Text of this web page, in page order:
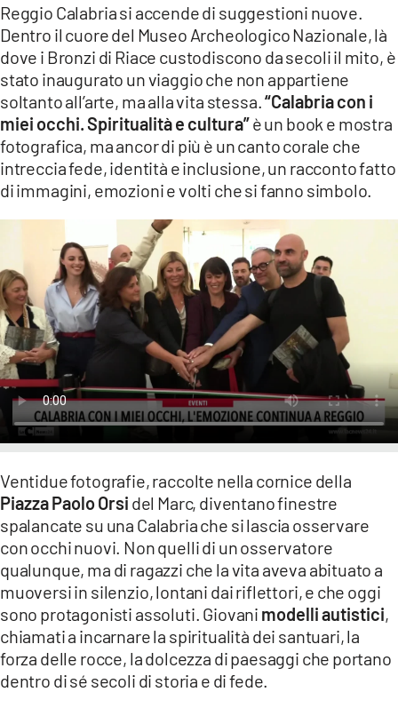
LACONAIR.IT
LACITYMAG.IT
ILREGGINO.IT
COSENZACHANNEL.IT
ILVIBONESE.IT
CATANZAROCHANNEL.IT
LACAPITALENEWS.IT
App
ANDROID
APPLE
Reggio Calabria si accende di suggestioni nuove.
Dentro il cuore del Museo Archeologico Nazionale, là
dove i Bronzi di Riace custodiscono da secoli il mito, è
stato inaugurato un viaggio che non appartiene
soltanto all’arte, ma alla vita stessa.“Calabria con i
miei occhi. Spiritualità e cultura”è un book e mostra
fotografica, ma ancor di più è un canto corale che
intreccia fede, identità e inclusione, un racconto fatto
di immagini, emozioni e volti che si fanno simbolo.
Ventidue fotografie, raccolte nella cornice della
Piazza Paolo Orsi del Marc, diventano finestre
spalancate su una Calabria che si lascia osservare
con occhi nuovi. Non quelli di un osservatore
qualunque, ma di ragazzi che la vita aveva abituato a
muoversi in silenzio, lontani dai riflettori, e che oggi
sono protagonisti assoluti. Giovani modelli autistici,
chiamati a incarnare la spiritualità dei santuari, la
forza delle rocce, la dolcezza di paesaggi che portano
dentro di sé secoli di storia e di fede.